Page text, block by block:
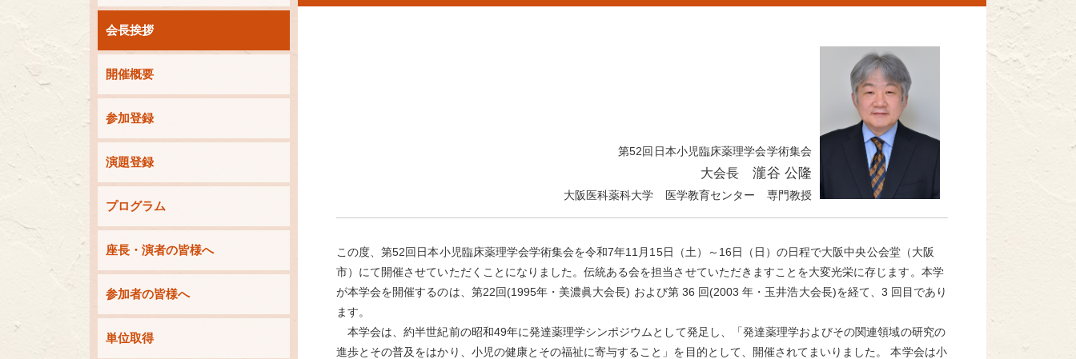
会長挨拶
開催概要
参加登録
演題登録
プログラム
座長・演者の皆様へ
参加者の皆様へ
単位取得
第52回日本小児臨床薬理学会学術集会
大会長 瀧谷 公隆
大阪医科薬科大学 医学教育センター 専門教授
この度、第52回日本小児臨床薬理学会学術集会を令和7年11月15日（土）～16日（日）の日程で大阪中央公会堂（大阪
市）にて開催させていただくことになりました。伝統ある会を担当させていただきますことを大変光栄に存じます。本学
が本学会を開催するのは、第22回(1995年・美濃眞大会長) および第 36 回(2003 年・玉井浩大会長)を経て、3 回目であり
ます。
本学会は、約半世紀前の昭和49年に発達薬理学シンポジウムとして発足し、「発達薬理学およびその関連領域の研究の
進歩とその普及をはかり、小児の健康とその福祉に寄与すること」を目的として、開催されてまいりました。 本学会は小